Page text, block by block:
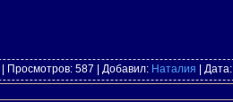
| Просмотров: 587 | Добавил: Наталия | Дата: